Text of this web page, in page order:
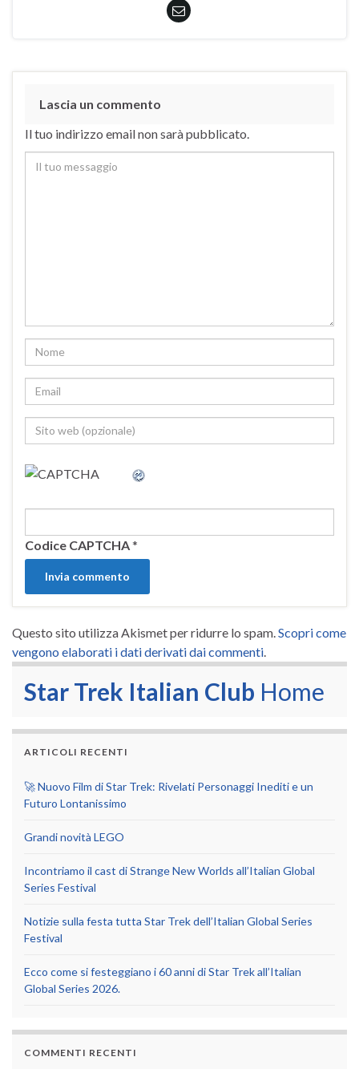
Lascia un commento
Il tuo indirizzo email non sarà pubblicato.
Codice CAPTCHA*
Questo sito utilizza Akismet per ridurre lo spam. Scopri come
vengono elaborati i dati derivati dai commenti
Star Trek Italian Club Home
ARTICOLI RECENTI
🚀 Nuovo Film di Star Trek: Rivelati Personaggi Inediti e un
Futuro Lontanissimo
Grandi novità LEGO
Incontriamo il cast di Strange New Worlds all’Italian Global
Series Festival
Notizie sulla festa tutta Star Trek dell’Italian Global Series
Festival
Ecco come si festeggiano i 60 anni di Star Trek all’Italian
Global Series 2026.
COMMENTI RECENTI